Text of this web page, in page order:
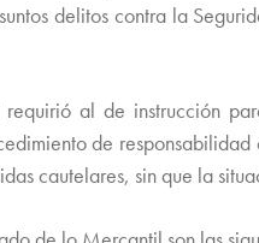
delitos contra la
al de instrucción
de
cautelares, sin que la